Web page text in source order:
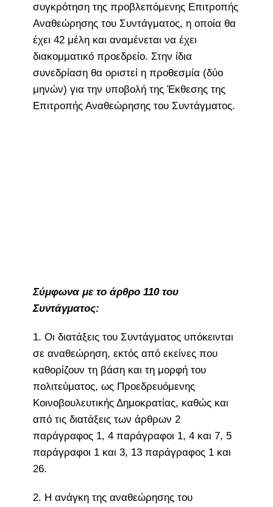
συγκρότηση της προβλεπόμενης Επιτροπής
Αναθεώρησης του Συντάγματος, η οποία θα
έχει 42 μέλη και αναμένεται να έχει
διακομματικό προεδρείο. Στην ίδια
συνεδρίαση θα οριστεί η προθεσμία (δύο
μηνών) για την υποβολή της Έκθεσης της
Επιτροπής Αναθεώρησης του Συντάγματος.
Σύμφωνα με το άρθρο 110 του
Συντάγματος:
1. Oι διατάξεις του Συντάγματος υπόκεινται
σε αναθεώρηση, εκτός από εκείνες που
καθορίζουν τη βάση και τη μορφή του
πολιτεύματος, ως Προεδρευόμενης
Κοινοβουλευτικής Δημοκρατίας, καθώς και
από τις διατάξεις των άρθρων 2
παράγραφος 1, 4 παράγραφοι 1, 4 και 7, 5
παράγραφοι 1 και 3, 13 παράγραφος 1 και
26.
2. H ανάγκη της αναθεώρησης του